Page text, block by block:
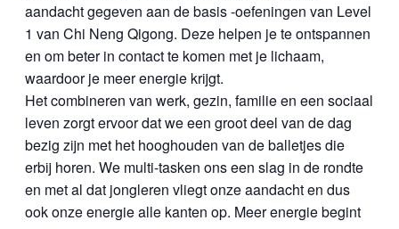
aandacht gegeven aan de basis -oefeningen van Level
1 van Chi Neng Qigong. Deze helpen je te ontspannen
en om beter in contact te komen met je lichaam,
waardoor je meer energie krijgt.
Het combineren van werk, gezin, familie en een sociaal
leven zorgt ervoor dat we een groot deel van de dag
bezig zijn met het hooghouden van de balletjes die
erbij horen. We multi-tasken ons een slag in de rondte
en met al dat jongleren vliegt onze aandacht en dus
ook onze energie alle kanten op. Meer energie begint